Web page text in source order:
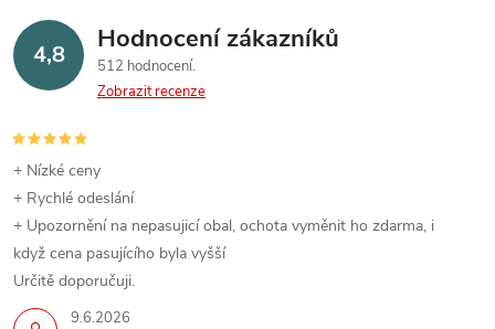
4,8 Hodnocení zákazníků
512 hodnocení
Zobrazit recenze
9.6.2026
+ Nízké ceny
+ Rychlé odeslání
+ Upozornění na nepasujicí obal, ochota vyměnit ho zdarma, i
když cena pasujícího byla vyšší
Určitě doporučuji.